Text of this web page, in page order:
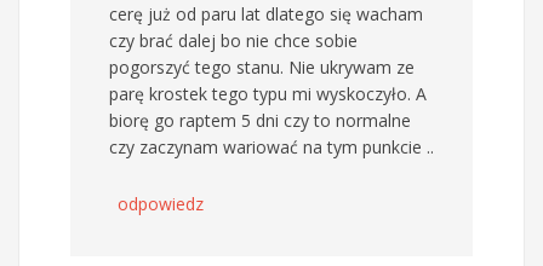
cerę już od paru lat dlatego się wacham
czy brać dalej bo nie chce sobie
pogorszyć tego stanu. Nie ukrywam ze
parę krostek tego typu mi wyskoczyło. A
biorę go raptem 5 dni czy to normalne
czy zaczynam wariować na tym punkcie ..
odpowiedz